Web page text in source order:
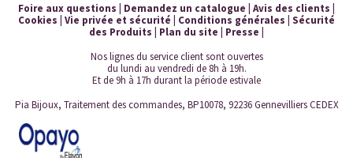
Foire aux questions Demandez un catalogue Avis des clients
Cookies Vie privée et sécurité Conditions générales Sécurité
des Produits
Plan du site Presse
Nos lignes du service client sont ouvertes
du lundi au vendredi de 8h à 19h.
Et de 9h à 17h durant la période estivale
Pia Bijoux, Traitement des commandes, BP10078, 92236 Gennevilliers CEDEX